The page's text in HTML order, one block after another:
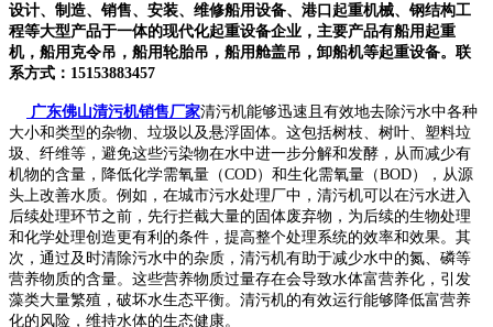
设计、制造、销售、安装、维修船用设备、港口起重机械、钢结构工
程等大型产品于一体的现代化起重设备企业，主要产品有船用起重
机，船用克令吊，船用轮胎吊，船用舱盖吊，卸船机等起重设备。联
系方式：15153883457
广东佛山清污机销售厂家清污机能够迅速且有效地去除污水中各种
大小和类型的杂物、垃圾以及悬浮固体。这包括树枝、树叶、塑料垃
圾、纤维等，避免这些污染物在水中进一步分解和发酵，从而减少有
机物的含量，降低化学需氧量（COD）和生化需氧量（BOD），从源
头上改善水质。例如，在城市污水处理厂中，清污机可以在污水进入
后续处理环节之前，先行拦截大量的固体废弃物，为后续的生物处理
和化学处理创造更有利的条件，提高整个处理系统的效率和效果。其
次，通过及时清除污水中的杂质，清污机有助于减少水中的氮、磷等
营养物质的含量。这些营养物质过量存在会导致水体富营养化，引发
藻类大量繁殖，破坏水生态平衡。清污机的有效运行能够降低富营养
化的风险，维持水体的生态健康。